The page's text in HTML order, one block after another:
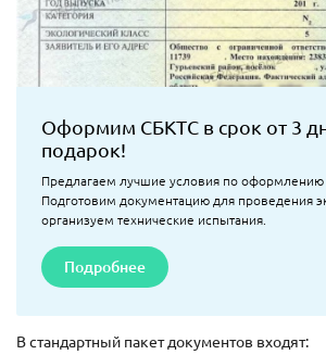
Оформим СБКТС в срок от 3
подарок!
Предлагаем лучшие условия по оформлению
Подготовим документацию для проведения
организуем технические испытания.
Подробнее
В стандартный пакет документов входят: